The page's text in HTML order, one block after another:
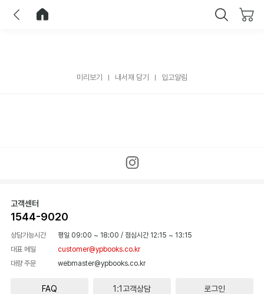
미리보기 내서재 담기 입고알림
고객센터
1544-9020
상담가능시간 평일 09:00 ~ 18:00 / 점심시간 12:15 ~ 13:15
대표 메일
customer@ypbooks.co.kr
대량 주문
webmaster@ypbooks.co.kr
FAQ 1:1고객상담 로그인